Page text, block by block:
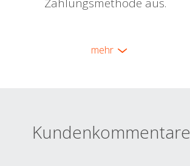
mehr
Kundenkommentare